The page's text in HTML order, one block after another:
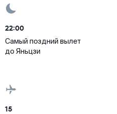
22:00
Самый поздний вылет
до Яньцзи
15